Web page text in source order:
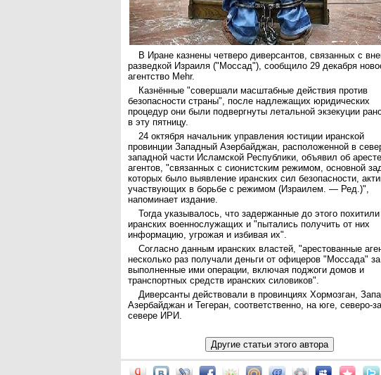
В Иране казнены четверо диверсантов, связанных с
разведкой Израиля ("Моссад"), сообщило 29 декабря
агентство Mehr.
Казнëнные "совершали масштабные действия против
безопасности страны", после надлежащих юридических
процедур они были подвергнуты летальной экзекуции
в эту пятницу.
24 октября начальник управления юстиции иранской
провинции Западный Азербайджан, расположенной в
западной части Исламской Республики, объявил об
агентов, "связанных с сионистским режимом, основной
которых было выявление иранских сил безопасности,
участвующих в борьбе с режимом (Израилем. — Ред.)",
напоминает издание.
Тогда указывалось, что задержанные до этого похитили
иранских военнослужащих и "пытались получить от них
информацию, угрожая и избивая их".
Согласно данным иранских властей, "арестованные
несколько раз получали деньги от офицеров "Моссада" за
выполненные ими операции, включая поджоги домов и
транспортных средств иранских силовиков".
Диверсанты действовали в провинциях Хормозган,
Азербайджан и Тегеран, соответственно, на юге, северо-
севере ИРИ.